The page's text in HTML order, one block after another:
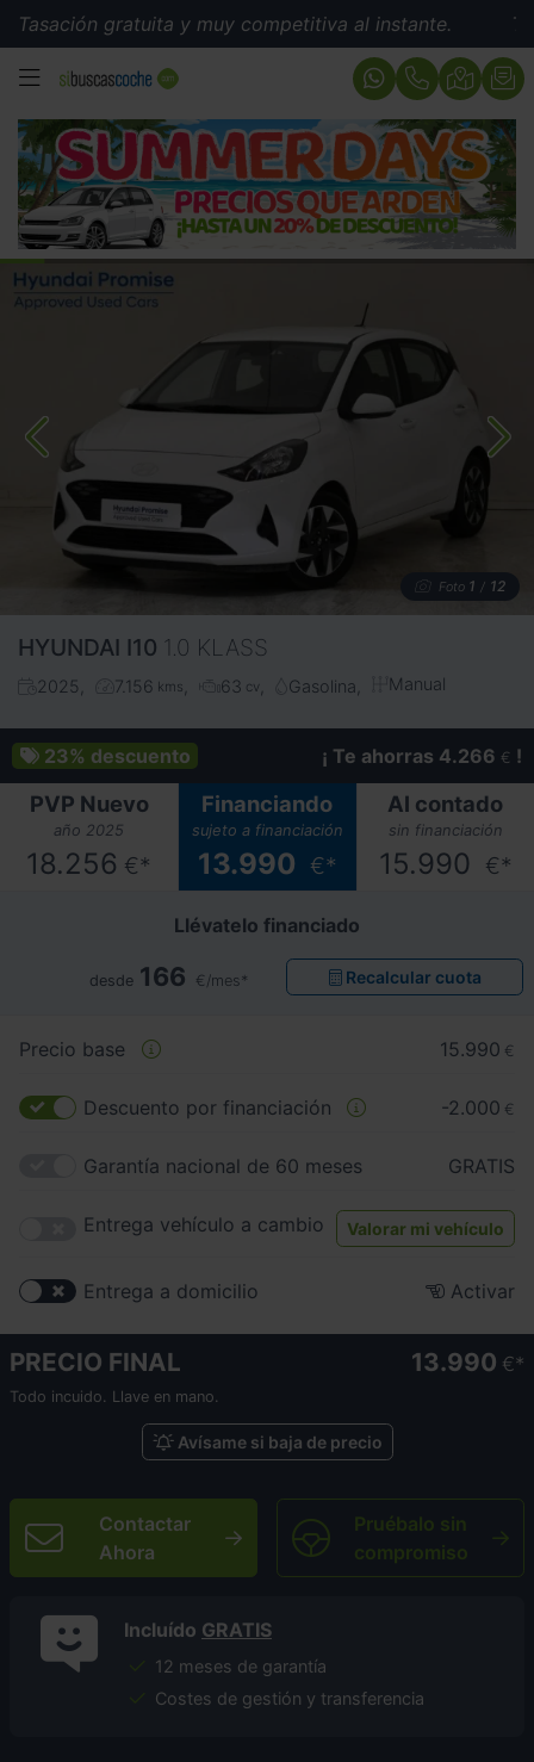
gratuita y muy competitiva al instante. Tasación
MENÚ
Foto 1 / 12
HYUNDAI I10 1.0 KLASS
2025 7.156 kms 63 cv Gasolina Manual
23% descuento ¡ Te ahorras 4.266 € !
PVP Nuevo
año 2025
18.256 €*
Financiando
sujeto a financiación
13.990 €*
Al contado
sin financiación
15.990 €*
Llévatelo financiado
desde 166 €/mes* Recalcular cuota
Precio base 15.990 €
Descuento por financiación -2.000 €
Garantía nacional de 60 meses GRATIS
Entrega vehículo a cambio Valorar mi vehículo
Entrega a domicilio Activar
PRECIO FINAL 13.990 €
Todo incuido. Llave en mano.
Avísame si baja de precio
Contactar
Ahora
Pruébalo sin
compromiso
Incluído GRATIS
12 meses de garantía
Costes de gestión y transferencia